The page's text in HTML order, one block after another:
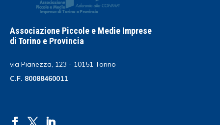
Associazione Piccole e Medie Imprese
di Torino e Provincia
via Pianezza, 123 - 10151 Torino
C.F. 80088460011